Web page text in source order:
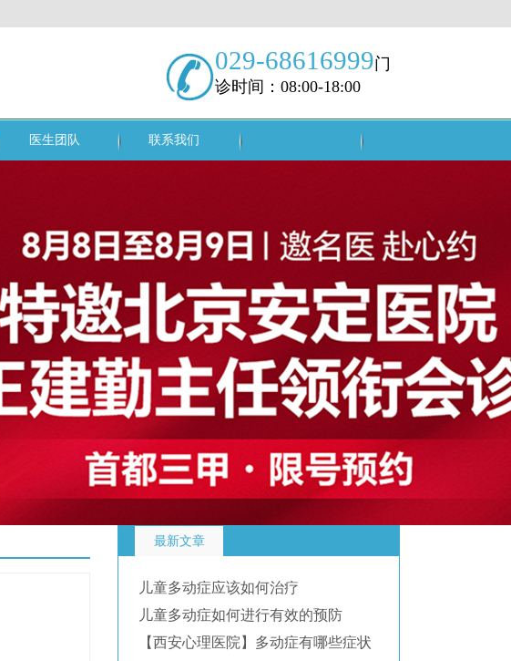
029-68616999门
诊时间：08:00-18:00
医生团队 联系我们
最新文章
儿童多动症应该如何治疗
儿童多动症如何进行有效的预防
【西安心理医院】多动症有哪些症状